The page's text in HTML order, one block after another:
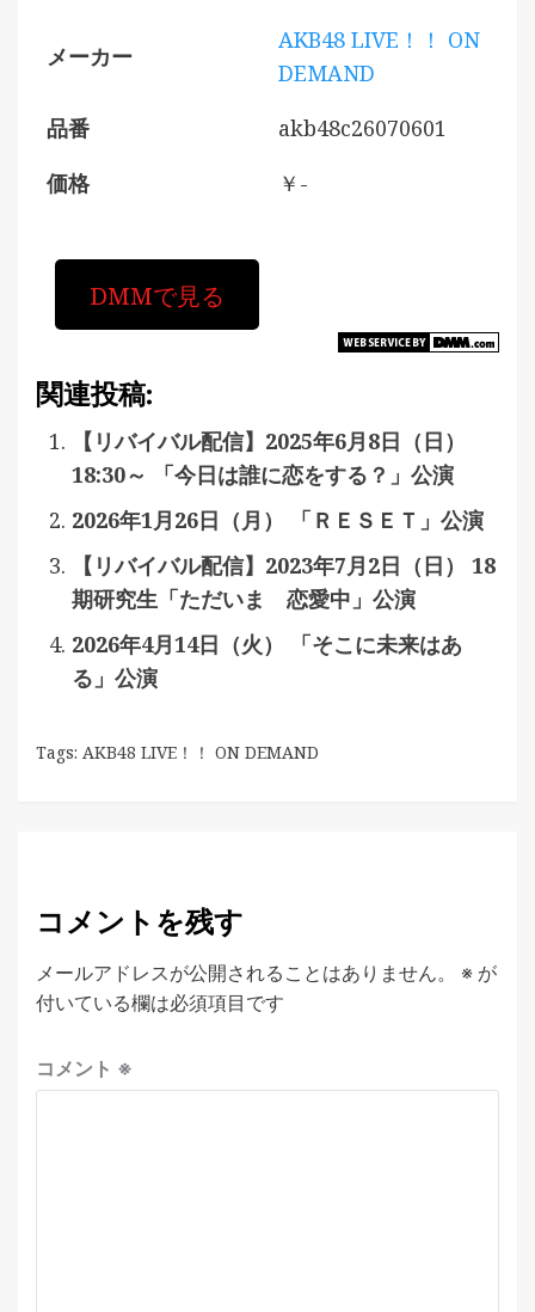
メーカー
AKB48 LIVE！！ ON
DEMAND
品番
akb48c26070601
価格
￥-
DMMで見る
関連投稿:
【リバイバル配信】2025年6月8日（日）
18:30～ 「今日は誰に恋をする？」公演
2026年1月26日（月） 「ＲＥＳＥＴ」公演
【リバイバル配信】2023年7月2日（日） 18
期研究生「ただいま 恋愛中」公演
2026年4月14日（火） 「そこに未来はあ
る」公演
Tags: AKB48 LIVE！！ ON DEMAND
コメントを残す
メールアドレスが公開されることはありません。 ※ が
付いている欄は必須項目です
コメント ※